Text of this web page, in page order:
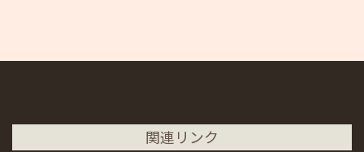
関連リンク